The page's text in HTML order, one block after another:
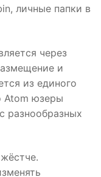
личные папки в
через
и
из единого
Atom юзеры
разнообразных